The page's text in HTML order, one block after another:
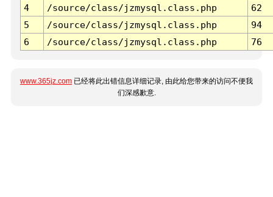
4
/source/class/jzmysql.class.php
62
5
/source/class/jzmysql.class.php
94
6
/source/class/jzmysql.class.php 76
www.365jz.com 已经将此出错信息详细记录, 由此给您带来的访问不便我
们深感歉意.